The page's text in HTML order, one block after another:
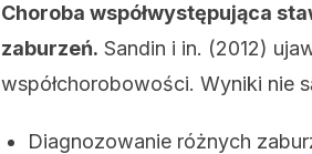
Choroba współwystępująca
zaburzeń. Sandin i in. (2012)
współchorobowości. Wyniki nie
Diagnozowanie różnych